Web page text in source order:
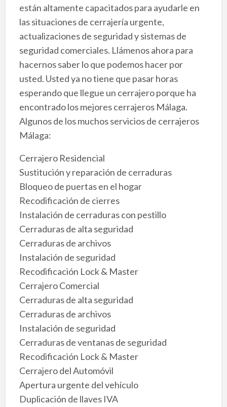
están altamente capacitados para ayudarle en
las situaciones de cerrajería urgente,
actualizaciones de seguridad y sistemas de
seguridad comerciales. Llámenos ahora para
hacernos saber lo que podemos hacer por
usted. Usted ya no tiene que pasar horas
esperando que llegue un cerrajero porque ha
encontrado los mejores cerrajeros Málaga.
Algunos de los muchos servicios de cerrajeros
Málaga:
Cerrajero Residencial
Sustitución y reparación de cerraduras
Bloqueo de puertas en el hogar
Recodificación de cierres
Instalación de cerraduras con pestillo
Cerraduras de alta seguridad
Cerraduras de archivos
Instalación de seguridad
Recodificación Lock & Master
Cerrajero Comercial
Cerraduras de alta seguridad
Cerraduras de archivos
Instalación de seguridad
Cerraduras de ventanas de seguridad
Recodificación Lock & Master
Cerrajero del Automóvil
Apertura urgente del vehículo
Duplicación de llaves IVA